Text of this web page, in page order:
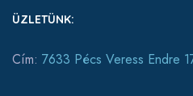
ÜZLETÜNK:
Cím: 7633 Pécs Veress Endre